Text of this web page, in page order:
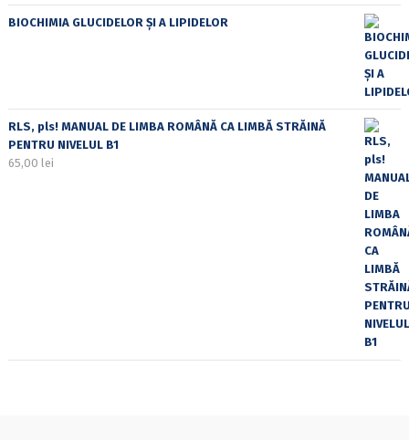
BIOCHIMIA GLUCIDELOR ȘI A LIPIDELOR
RLS, pls! MANUAL DE LIMBA ROMÂNĂ CA LIMBĂ STRĂINĂ
PENTRU NIVELUL B1
65,00 lei